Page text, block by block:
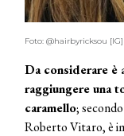
Foto: @hairbyricksou [IG]
Da considerare è
raggiungere una
caramello;
Roberto Vitaro, è